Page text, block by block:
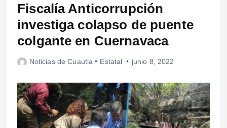
Fiscalía Anticorrupción
investiga colapso de puente
colgante en Cuernavaca
Noticias de Cuautla Estatal junio 8, 2022